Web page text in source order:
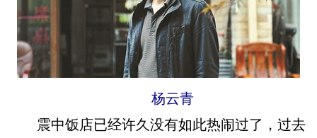
杨云青
震中饭店已经许久没有如此热闹过了，过去